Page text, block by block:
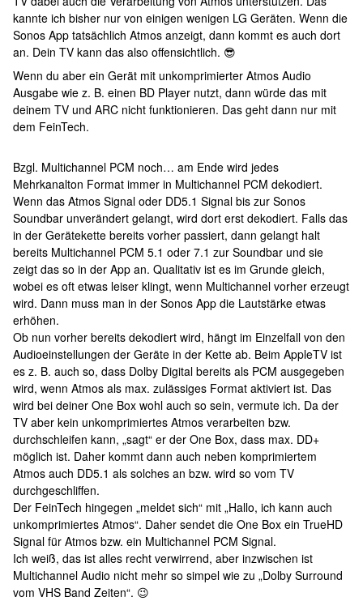
kannte ich bisher nur von einigen wenigen LG Geräten. Wenn die
Sonos App tatsächlich Atmos anzeigt, dann kommt es auch dort
an. Dein TV kann das also offensichtlich. 😎
Wenn du aber ein Gerät mit unkomprimierter Atmos Audio
Ausgabe wie z. B. einen BD Player nutzt, dann würde das mit
deinem TV und ARC nicht funktionieren. Das geht dann nur mit
dem FeinTech.
Bzgl. Multichannel PCM noch… am Ende wird jedes
Mehrkanalton Format immer in Multichannel PCM dekodiert.
Wenn das Atmos Signal oder DD5.1 Signal bis zur Sonos
Soundbar unverändert gelangt, wird dort erst dekodiert. Falls das
in der Gerätekette bereits vorher passiert, dann gelangt halt
bereits Multichannel PCM 5.1 oder 7.1 zur Soundbar und sie
zeigt das so in der App an. Qualitativ ist es im Grunde gleich,
wobei es oft etwas leiser klingt, wenn Multichannel vorher erzeugt
wird. Dann muss man in der Sonos App die Lautstärke etwas
erhöhen.
Ob nun vorher bereits dekodiert wird, hängt im Einzelfall von den
Audioeinstellungen der Geräte in der Kette ab. Beim AppleTV ist
es z. B. auch so, dass Dolby Digital bereits als PCM ausgegeben
wird, wenn Atmos als max. zulässiges Format aktiviert ist. Das
wird bei deiner One Box wohl auch so sein, vermute ich. Da der
TV aber kein unkomprimiertes Atmos verarbeiten bzw.
durchschleifen kann, „sagt“ er der One Box, dass max. DD+
möglich ist. Daher kommt dann auch neben komprimiertem
Atmos auch DD5.1 als solches an bzw. wird so vom TV
durchgeschliffen.
Der FeinTech hingegen „meldet sich“ mit „Hallo, ich kann auch
unkomprimiertes Atmos“. Daher sendet die One Box ein TrueHD
Signal für Atmos bzw. ein Multichannel PCM Signal.
Ich weiß, das ist alles recht verwirrend, aber inzwischen ist
Multichannel Audio nicht mehr so simpel wie zu „Dolby Surround
vom VHS Band Zeiten“. 😉